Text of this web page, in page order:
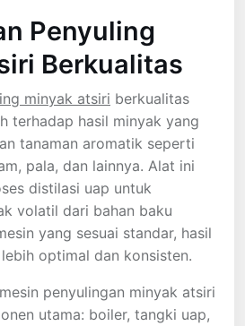
Penyuling
Berkualitas
minyak atsiri berkualitas
terhadap hasil minyak yang
tanaman aromatik seperti
pala, dan lainnya. Alat ini
distilasi uap untuk
volatil dari bahan baku
yang sesuai standar, hasil
optimal dan konsisten.
penyulingan minyak atsiri
utama: boiler, tangki uap,